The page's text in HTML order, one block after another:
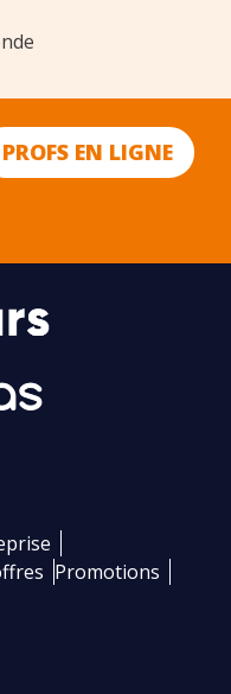
PROFS EN LIGNE
Promotions